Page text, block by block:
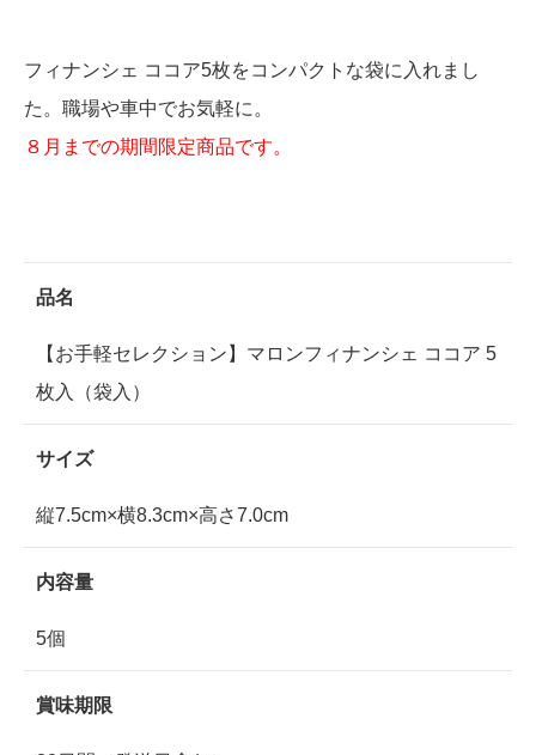
フィナンシェ ココア5枚をコンパクトな袋に入れまし
た。職場や車中でお気軽に。
８月までの期間限定商品です。
品名
【お手軽セレクション】マロンフィナンシェ ココア 5
枚入（袋入）
サイズ
縦7.5cm×横8.3cm×高さ7.0cm
内容量
5個
賞味期限